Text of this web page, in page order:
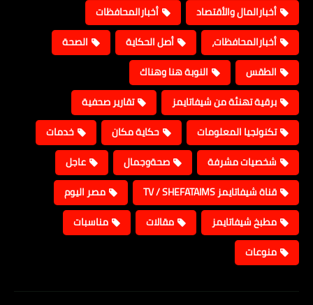
أخبارالمال والأقتصاد
أخبارالمحافظات
أخبارالمحافظات،
أصل الحكاية
الصحة
الطقس
النوبة هنا وهناك
برقية تهنئة من شيفاتايمز
تقارير صحفية
تكنولجيا المعلومات
حكاية مكان
خدمات
شخصيات مشرفة
صحةوجمال
عاجل
قناة شيفاتايمز TV / SHEFATAIMS
مصر اليوم
مطبخ شيفاتايمز
مقالات
مناسبات
منوعات